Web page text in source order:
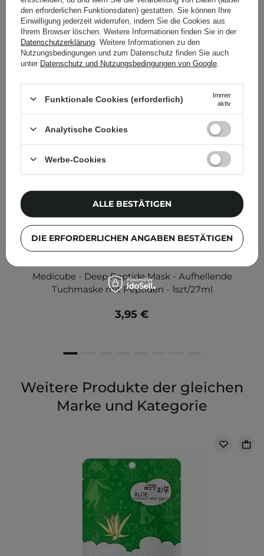
IN DEN WARENKORB
Folgende Produkte wurden von
anderen Kunden geprüft
KOSMETOLOGE EMPFIEHLT
Medicube - Deep Peptide Mask - Aufhellende
Tuchmaske mit Peptiden - 1szt/27ml
3,95 €
Weitere Produkte der gleichen
Marke und Kategorie
den erforderlichen Funktionsdaten) gestatten. Sie können Ihre
Einwilligung jederzeit widerrufen, indem Sie die Cookies aus
Ihrem Browser löschen. Weitere Informationen finden Sie in der
Datenschutzerklärung . Weitere Informationen zu den
Nutzungsbedingungen und zum Datenschutz finden Sie auch
unter Datenschutz und Nutzungsbedingungen von Google
Funktionale Cookies (erforderlich)
Immer
aktiv
Analytische Cookies
Werbe-Cookies
DIE ERFORDERLICHEN ANGABEN BESTÄTIGEN
ALLE BESTÄTIGEN